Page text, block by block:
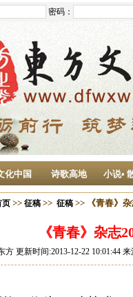
密码：
化中国 诗歌高地 小说•
页 >> 征稿 >> 征稿 >> 《青春》
《青春》杂志
方 更新时间:2013-12-22 10:01:44